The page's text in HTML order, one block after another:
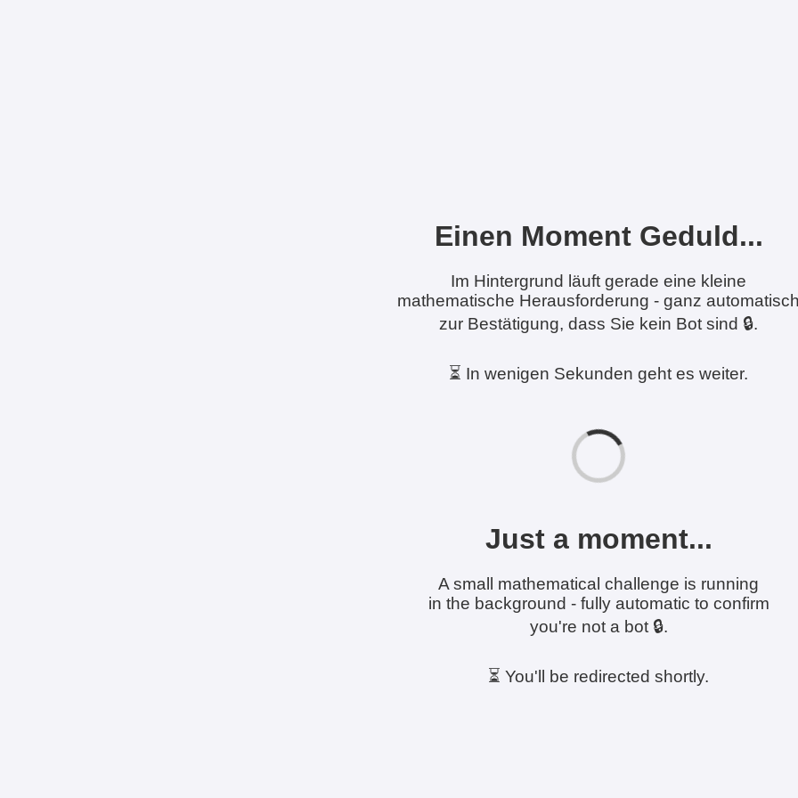
Einen Moment Geduld...
Im Hintergrund läuft gerade eine kleine
mathematische Herausforderung - ganz
zur Bestätigung, dass Sie kein Bot sind 🔒.
⏳ In wenigen Sekunden geht es weiter.
Just a moment...
A small mathematical challenge is running
in the background - fully automatic to confirm
you're not a bot 🔒.
⏳ You'll be redirected shortly.